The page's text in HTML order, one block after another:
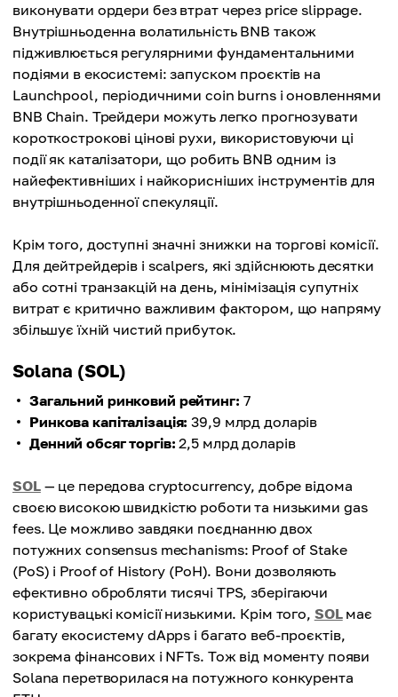
виконувати ордери без втрат через price slippage.
Внутрішньоденна волатильність BNB також
підживлюється регулярними фундаментальними
подіями в екосистемі: запуском проєктів на
Launchpool, періодичними coin burns і оновленнями
BNB Chain. Трейдери можуть легко прогнозувати
короткострокові цінові рухи, використовуючи ці
події як каталізатори, що робить BNB одним із
найефективніших і найкорисніших інструментів для
внутрішньоденної спекуляції.
Крім того, доступні значні знижки на торгові комісії.
Для дейтрейдерів і scalpers, які здійснюють десятки
або сотні транзакцій на день, мінімізація супутніх
витрат є критично важливим фактором, що напряму
збільшує їхній чистий прибуток.
Solana (SOL)
Загальний ринковий рейтинг: 7
Ринкова капіталізація: 39,9 млрд доларів
Денний обсяг торгів: 2,5 млрд доларів
SOL— це передова cryptocurrency, добре відома
своєю високою швидкістю роботи та низькими gas
fees. Це можливо завдяки поєднанню двох
потужних consensus mechanisms: Proof of Stake
(PoS) і Proof of History (PoH). Вони дозволяють
ефективно обробляти тисячі TPS, зберігаючи
користувацькі комісії низькими. Крім того, SOLмає
багату екосистему dApps і багато веб-проєктів,
зокрема фінансових і NFTs. Тож від моменту появи
Solana перетворилася на потужного конкурента